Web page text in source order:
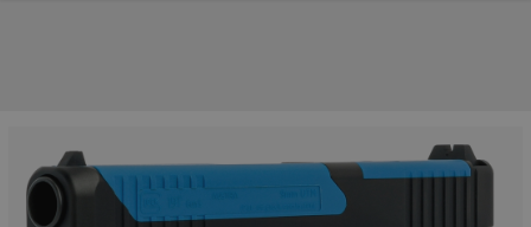
NOS PRINCIPALES MARQUES